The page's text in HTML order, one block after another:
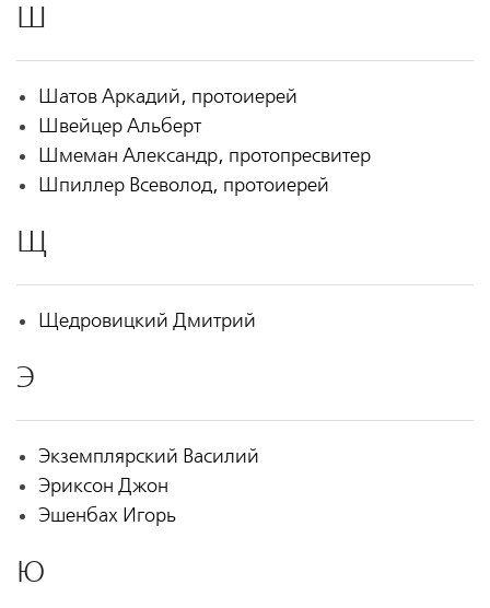
Ш
Шатов Аркадий, протоиерей
Швейцер Альберт
Шмеман Александр, протопресвитер
Шпиллер Всеволод, протоиерей
Щ
Щедровицкий Дмитрий
Э
Экземплярский Василий
Эриксон Джон
Эшенбах Игорь
Ю